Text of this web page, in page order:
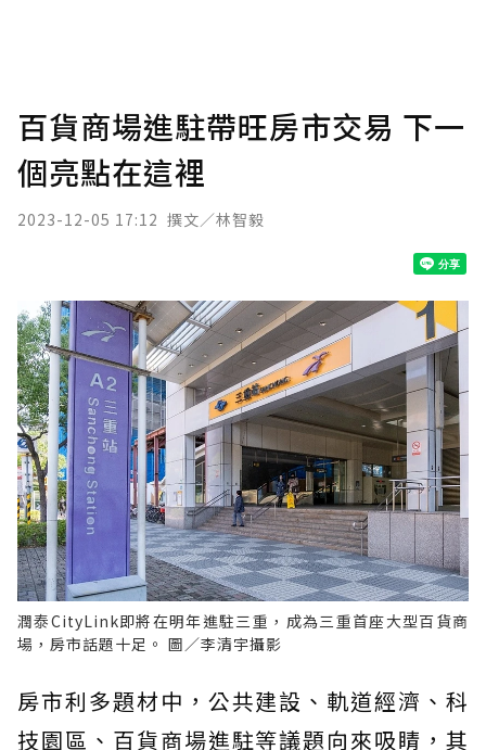
百貨商場進駐帶旺房市交易 下一
個亮點在這裡
2023-12-05 17:12 撰文／林智毅
潤泰CityLink即將在明年進駐三重，成為三重首座大型百貨商
場，房市話題十足。 圖／李清宇攝影
房市利多題材中，公共建設、軌道經濟、科
技園區、百貨商場進駐等議題向來吸睛，其